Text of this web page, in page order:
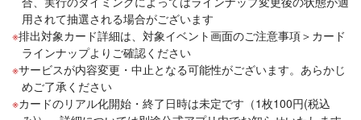
用されて抽選される場合がございます
排出対象カード詳細は、対象イベント画面のご注意事項＞カード
ラインナップよりご確認ください
サービスが内容変更・中止となる可能性がございます。あらかじ
めご了承ください
カードのリアル化開始・終了日時は未定です（1枚100円(税込